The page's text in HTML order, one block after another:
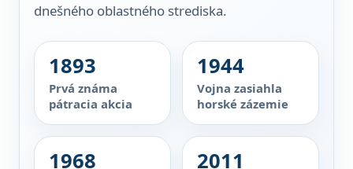
dnešného oblastného strediska.
1893
Prvá známa
pátracia akcia
1944
Vojna zasiahla
horské zázemie
1968 2011